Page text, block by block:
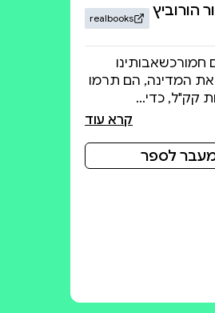
הורוביץ realbooks
חמורכשאבותינו
את המדינה, הם תרמו
קק"ל, כדי…
קרא עוד
לספר